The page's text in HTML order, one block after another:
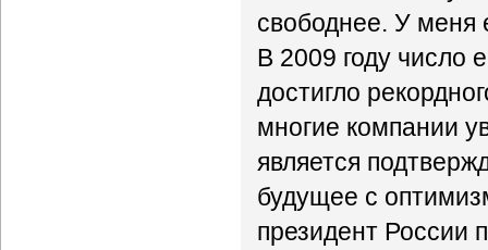
свободнее. У меня
В 2009 году число
достигло
многие компании
является
будущее с
президент России